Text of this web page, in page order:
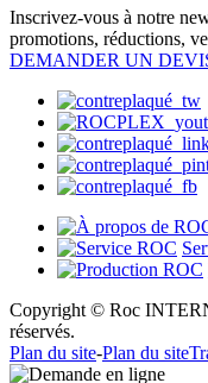
Inscrivez-vous à notre
promotions, réductions,
DEMANDER UN
Copyright © Roc
réservés.
Plan du site-Plan du